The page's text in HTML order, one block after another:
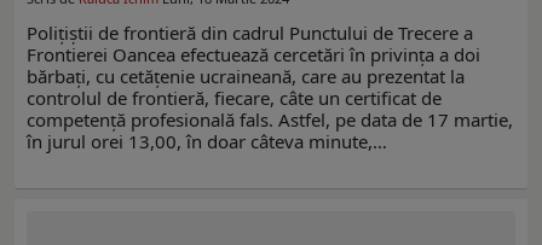
Poliţiştii de frontieră din cadrul Punctului de Trecere a
Frontierei Oancea efectuează cercetări în privința a doi
bărbați, cu cetățenie ucraineană, care au prezentat la
controlul de frontieră, fiecare, câte un certificat de
competență profesională fals. Astfel, pe data de 17 martie,
în jurul orei 13,00, în doar câteva minute,…